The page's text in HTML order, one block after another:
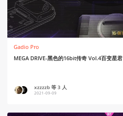
Gadio Pro
MEGA DRIVE-黑色的16bit传奇 Vol.4百变星君
xzzzzb 等 3 人
2021-09-09